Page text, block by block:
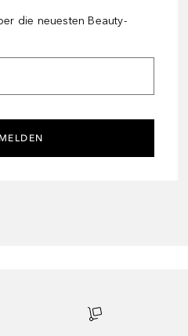
die neuesten Beauty-